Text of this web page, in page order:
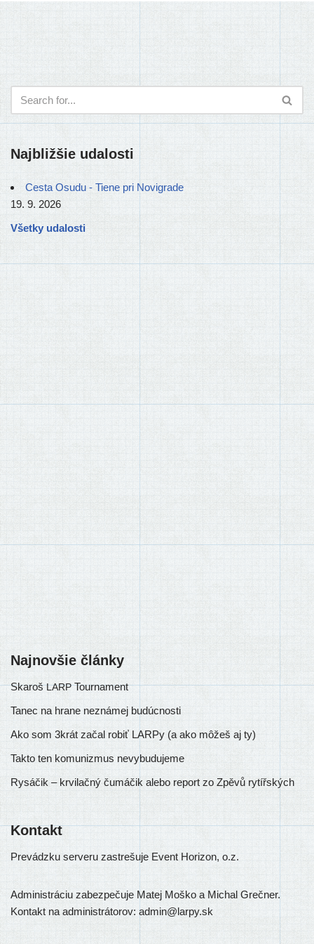
Najbližšie udalosti
Cesta Osudu - Tiene pri Novigrade
19. 9. 2026
Všetky udalosti
Najnovšie články
SkarošLARPTournament
Tanec na hrane neznámej budúcnosti
Ako som 3krát začal robiť LARPy (a ako môžeš aj ty)
Takto ten komunizmus nevybudujeme
Rysáčik – krvilačný čumáčik alebo report zo Zpěvů rytířských
Kontakt
Prevádzku ser­ve­ru zastre­šu­je Event Horizon, o.z.
Administráciu zabez­pe­ču­je Matej Moško a Michal Grečner.
Kontakt na admi­nis­trá­to­rov: admin@larpy.sk